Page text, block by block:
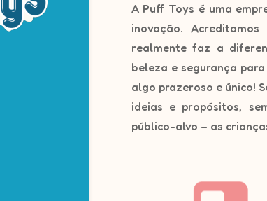
A Puff Toys é uma
inovação.
realmente faz a
beleza e segurança
algo prazeroso e único!
ideias e propósitos,
público-alvo – as